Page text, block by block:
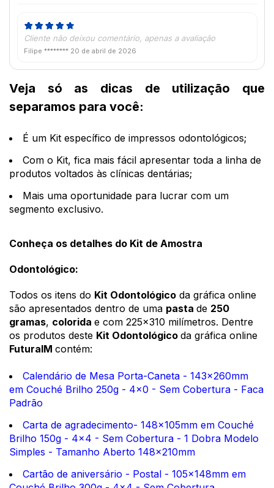
Cliente não deixou comentário, apenas a avaliação
Filipe ******** 20 de abril de 2026
Veja só as dicas de utilização que
separamos para você:
É um Kit específico de impressos odontológicos;
Com o Kit, fica mais fácil apresentar toda a linha de
produtos voltados às clínicas dentárias;
Mais uma oportunidade para lucrar com um
segmento exclusivo.
Conheça os detalhes do Kit de Amostra
Odontológico:
Todos os itens do Kit Odontológico da gráfica online
são apresentados dentro de uma pasta de 250
gramas, colorida e com 225x310 milímetros. Dentre
os produtos deste Kit Odontológico da gráfica online
FuturaIM contém:
Calendário de Mesa Porta-Caneta - 143x260mm
em Couché Brilho 250g - 4x0 - Sem Cobertura - Faca
Padrão
Carta de agradecimento- 148x105mm em Couché
Brilho 150g - 4x4 - Sem Cobertura - 1 Dobra Modelo
Simples - Tamanho Aberto 148x210mm
Cartão de aniversário - Postal - 105x148mm em